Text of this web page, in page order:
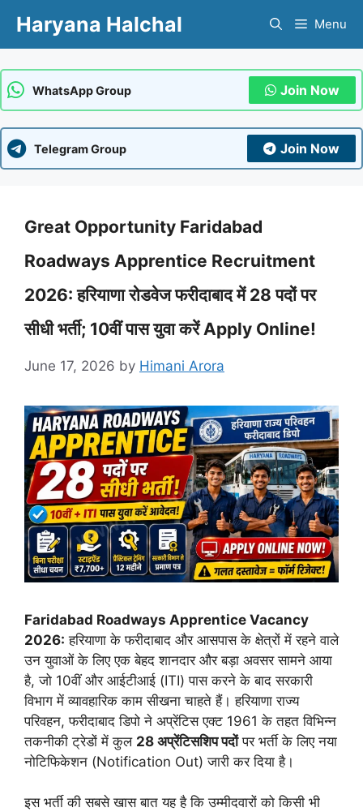
content
Haryana Halchal Menu
WhatsApp Group Join Now
Telegram Group Join Now
Great Opportunity Faridabad
Roadways Apprentice Recruitment
2026: हरियाणा रोडवेज फरीदाबाद में 28 पदों पर
सीधी भर्ती; 10वीं पास युवा करें Apply Online!
June 17, 2026 by Himani Arora
Faridabad Roadways Apprentice Vacancy
2026: हरियाणा के फरीदाबाद और आसपास के क्षेत्रों में रहने वाले
उन युवाओं के लिए एक बेहद शानदार और बड़ा अवसर सामने आया
है, जो 10वीं और आईटीआई (ITI) पास करने के बाद सरकारी
विभाग में व्यावहारिक काम सीखना चाहते हैं। हरियाणा राज्य
परिवहन, फरीदाबाद डिपो ने अप्रेंटिस एक्ट 1961 के तहत विभिन्न
तकनीकी ट्रेडों में कुल 28 अप्रेंटिसशिप पदोंपर भर्ती के लिए नया
नोटिफिकेशन (Notification Out) जारी कर दिया है।
इस भर्ती की सबसे खास बात यह है कि उम्मीदवारों को किसी भी